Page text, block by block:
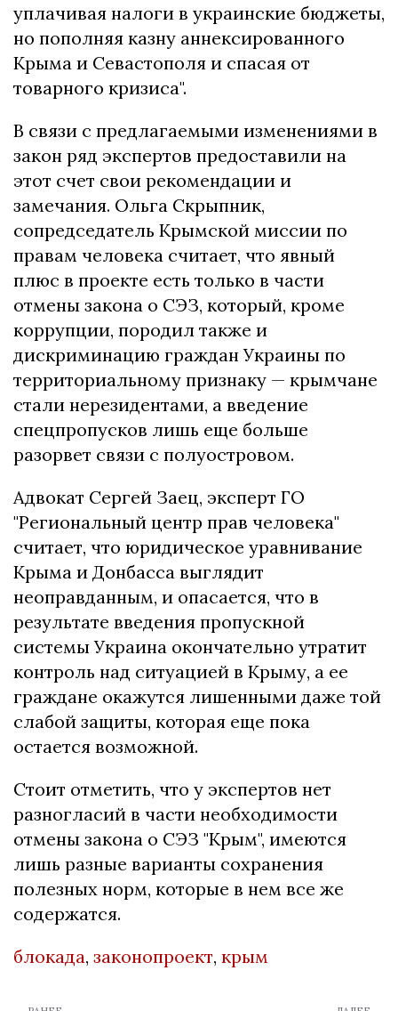
уплачивая налоги в украинские бюджеты,
но пополняя казну аннексированного
Крыма и Севастополя и спасая от
товарного кризиса".
В связи с предлагаемыми изменениями в
закон ряд экспертов предоставили на
этот счет свои рекомендации и
замечания. Ольга Скрыпник,
сопредседатель Крымской миссии по
правам человека считает, что явный
плюс в проекте есть только в части
отмены закона о СЭЗ, который, кроме
коррупции, породил также и
дискриминацию граждан Украины по
территориальному признаку — крымчане
стали нерезидентами, а введение
спецпропусков лишь еще больше
разорвет связи с полуостровом.
Адвокат Сергей Заец, эксперт ГО
"Региональный центр прав человека"
считает, что юридическое уравнивание
Крыма и Донбасса выглядит
неоправданным, и опасается, что в
результате введения пропускной
системы Украина окончательно утратит
контроль над ситуацией в Крыму, а ее
граждане окажутся лишенными даже той
слабой защиты, которая еще пока
остается возможной.
Стоит отметить, что у экспертов нет
разногласий в части необходимости
отмены закона о СЭЗ "Крым", имеются
лишь разные варианты сохранения
полезных норм, которые в нем все же
содержатся.
блокада, законопроект, крым